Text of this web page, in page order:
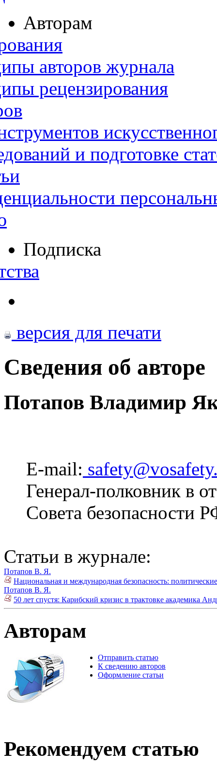
Авторам
авторов журнала
рецензирования
и подготовке
Подписка
версия для печати
Сведения об авторе
Потапов Владимир
E-mail:
Генерал-полковник в
Совета безопасности
Статьи в журнале:
Потапов В. Я.
Национальная и международная безопасность:
Потапов В. Я.
50 лет спустя: Карибский кризис в трактовке академика
Авторам
Отправить статью
К сведению авторов
Оформление статьи
Рекомендуем статью